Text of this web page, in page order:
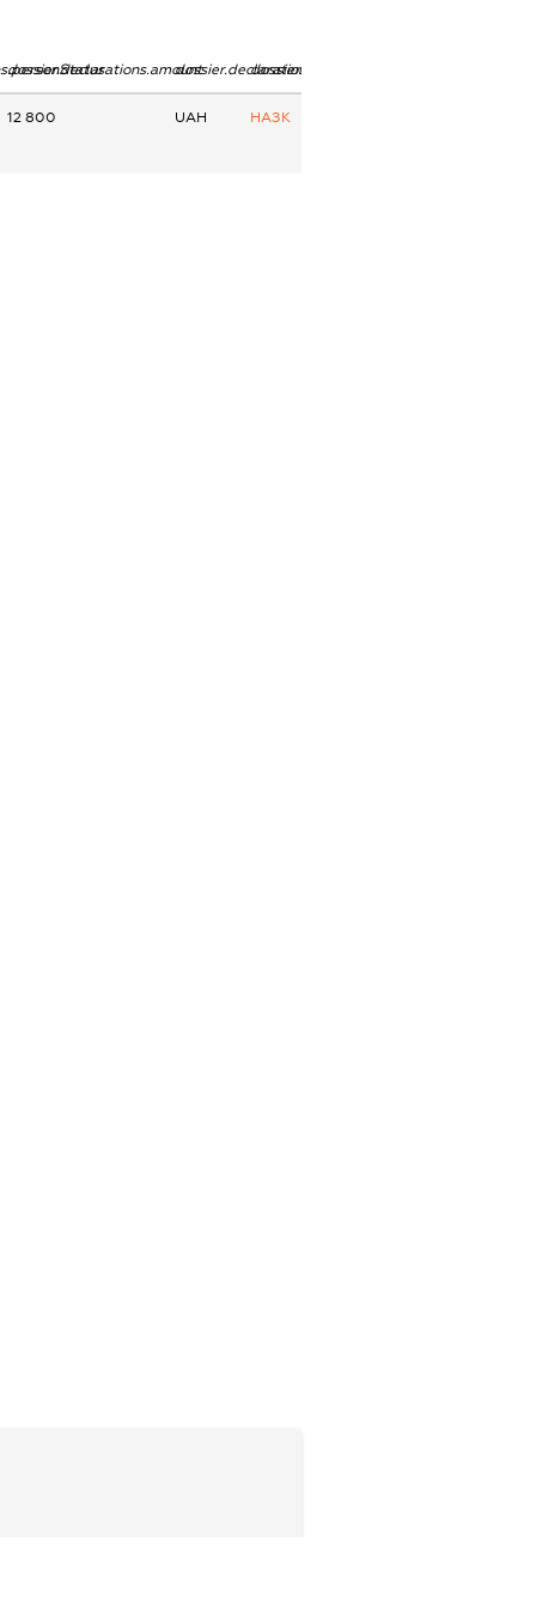
dossier.declarations.amountdossier.declarations.currency
dossier.declarations.source
12 800 UAH НАЗК